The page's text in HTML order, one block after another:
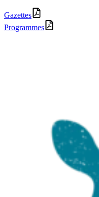
Gazettes
Programmes